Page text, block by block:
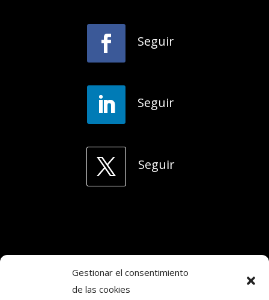
Gestionar el consentimiento
de las cookies
Seguir
Seguir
Seguir
Copyright © 2024. Todos los derechos